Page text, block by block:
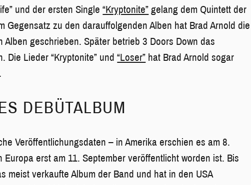
und der ersten Single“Kryptonite” gelang dem Quintett der
Gegensatz zu den darauffolgenden Alben hat Brad Arnold die
Alben geschrieben. Später betrieb 3 Doors Down das
Die Lieder “Kryptonite” und“Loser” hat Brad Arnold sogar
DEBÜTALBUM
Veröffentlichungsdaten – in Amerika erschien es am 8.
erst am 11. September veröffentlicht worden ist. Bis
meist verkaufte Album der Band und hat in den USA